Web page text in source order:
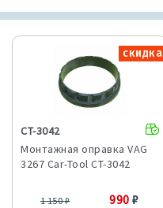
скидка
CT-3042
Монтажная оправка VAG
3267 Car-Tool CT-3042
1 150₽ 990₽